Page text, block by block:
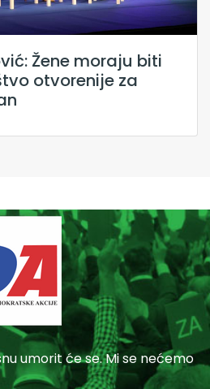
Žene moraju biti
otvorenije za
umorit će se. Mi se nećemo